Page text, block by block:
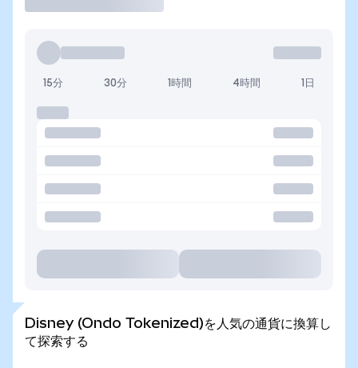
15分 30分 1時間 4時間 1日
Disney (Ondo Tokenized)を人気の通貨に換算し
て探索する